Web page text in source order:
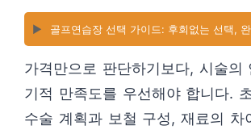
▶️ 골프연습장 선택 가이드: 후회없는 선택,
가격만으로 판단하기보다, 시술의
기적 만족도를 우선해야 합니다.
수술 계획과 보철 구성, 재료의 차